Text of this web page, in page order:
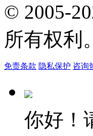
© 2005-
所有权利
免责条款 隐私保护 咨询
你好！